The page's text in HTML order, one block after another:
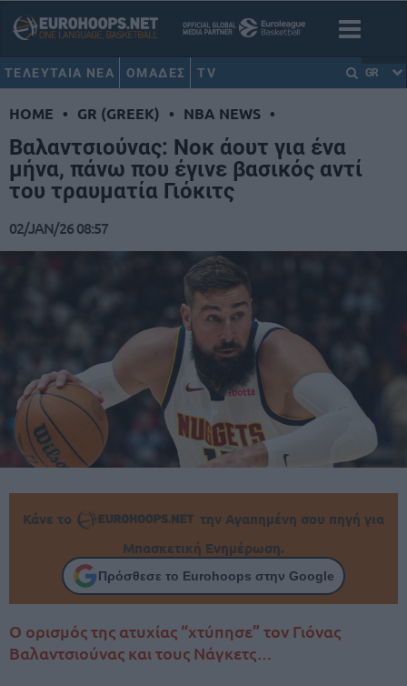
ΤΕΛΕΥΤΑΙΑ ΝΕΑ ΟΜΑΔΕΣ TV GR
HOME • GR (GREEK) • NBA NEWS •
Βαλαντσιούνας: Νοκ άουτ για ένα
μήνα, πάνω που έγινε βασικός αντί
του τραυματία Γιόκιτς
02/JAN/26 08:57
Κάνε το
την Αγαπημένη σου πηγή για
Μπασκετική Ενημέρωση.
Πρόσθεσε το Eurohoops στην Google
Ο ορισμός της ατυχίας “χτύπησε” τον Γιόνας
Βαλαντσιούνας και τους Νάγκετς…